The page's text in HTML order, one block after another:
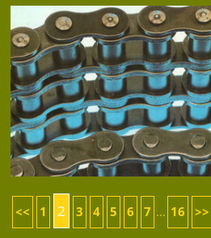
<< 1 2 3 4 5 6 7 ... 16 >>